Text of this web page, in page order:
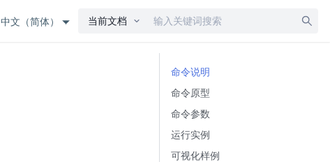
中文（简体） 当前文档
命令说明
命令原型
命令参数
运行实例
可视化样例